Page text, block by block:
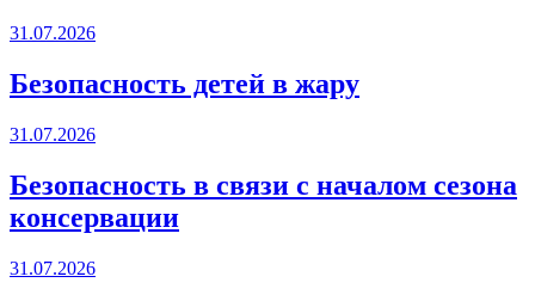
31.07.2026
Безопасность детей в жару
31.07.2026
Безопасность в связи с началом сезона
консервации
31.07.2026